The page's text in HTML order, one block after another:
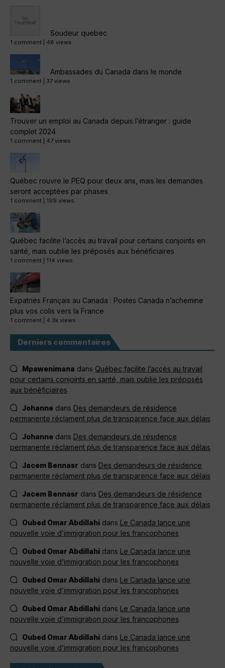
Soudeur quebec
1 comment 48 views
Ambassades du Canada dans le monde
1 comment 37 views
Trouver un emploi au Canada depuis l’étranger : guide
complet 2024
1 comment 47 views
Québec rouvre le PEQ pour deux ans, mais les demandes
seront acceptées par phases
1 comment 199 views
Québec facilite l’accès au travail pour certains conjoints en
santé, mais oublie les préposés aux bénéficiaires
1 comment 114 views
Expatriés Français au Canada : Postes Canada n’achemine
plus vos colis vers la France
1 comment 4.3k views
Derniers commentaires
Mpawenimana dans Québec facilite l’accès au travail
pour certains conjoints en santé, mais oublie les préposés
aux bénéficiaires
Johanne dans Des demandeurs de résidence
permanente réclament plus de transparence face aux délais
Johanne dans Des demandeurs de résidence
permanente réclament plus de transparence face aux délais
Jacem Bennasr dans Des demandeurs de résidence
permanente réclament plus de transparence face aux délais
Jacem Bennasr dans Des demandeurs de résidence
permanente réclament plus de transparence face aux délais
Oubed Omar Abdillahi dans Le Canada lance une
nouvelle voie d’immigration pour les francophones
Oubed Omar Abdillahi dans Le Canada lance une
nouvelle voie d’immigration pour les francophones
Oubed Omar Abdillahi dans Le Canada lance une
nouvelle voie d’immigration pour les francophones
Oubed Omar Abdillahi dans Le Canada lance une
nouvelle voie d’immigration pour les francophones
Oubed Omar Abdillahi dans Le Canada lance une
nouvelle voie d’immigration pour les francophones